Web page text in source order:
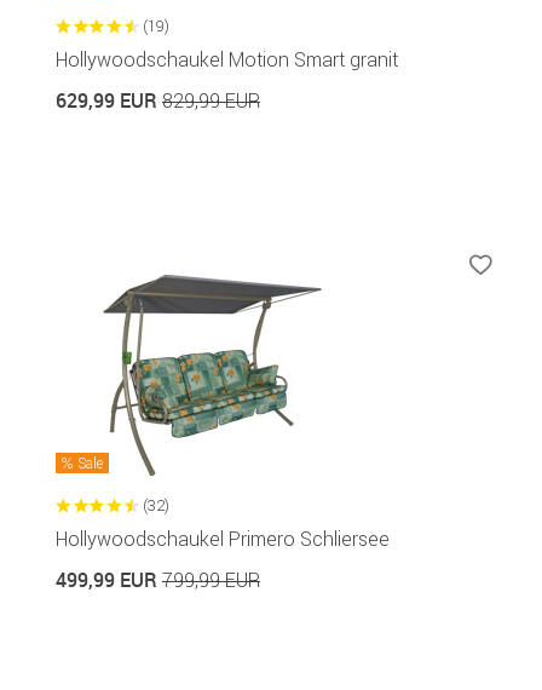
(19)
Hollywoodschaukel Motion Smart granit
629,99 EUR 829,99 EUR
Sale
(32)
Hollywoodschaukel Primero Schliersee
499,99 EUR 799,99 EUR